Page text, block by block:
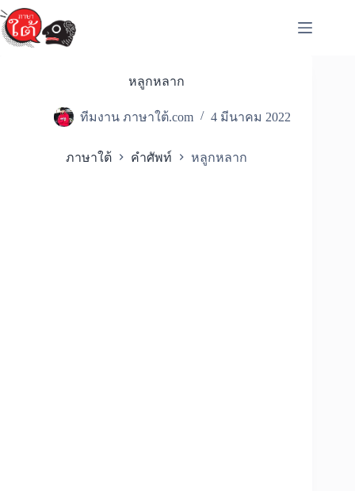
Skip
to
content
หลูกหลาก
ทีมงาน ภาษาใต้.com 4 มีนาคม 2022
ภาษาใต้ คำศัพท์ หลูกหลาก